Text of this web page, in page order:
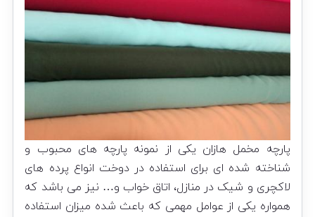
پارچه مخمل هازان یکی از نمونه پارچه های محبوب و
شناخته شده ای برای استفاده در دوخت انواع پرده های
لاکچری و شیک در منازل، اتاق خواب و… نیز می باشد که
همواره یکی از عوامل مهمی که باعث شده میزان استفاده